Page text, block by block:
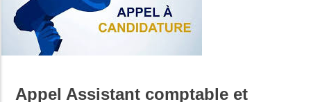
Appel Assistant comptable et